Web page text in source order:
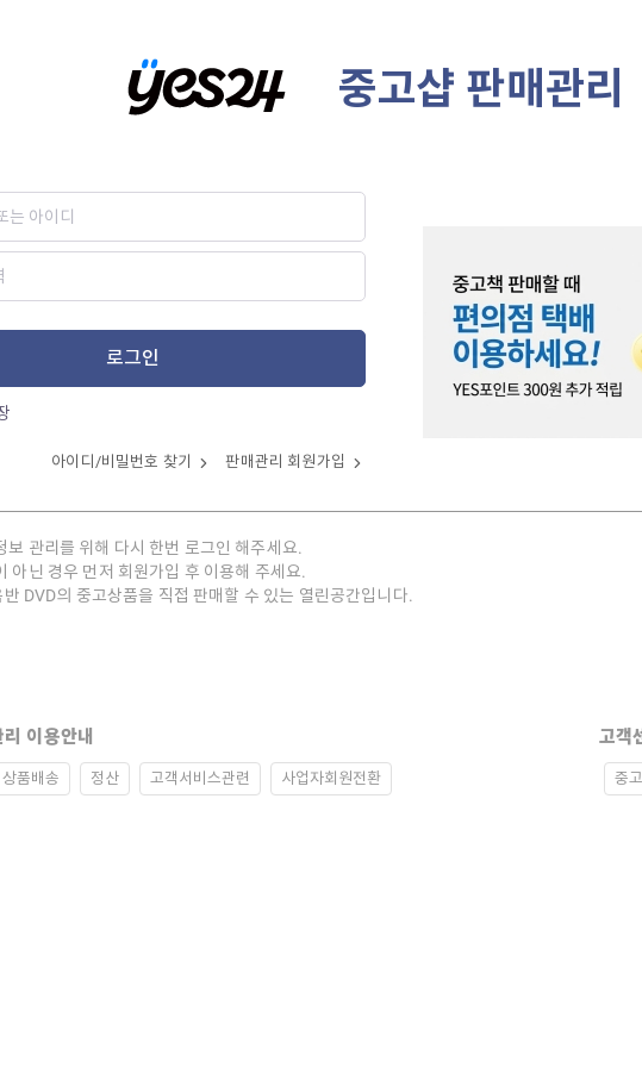
중고샵 판매관리
로그인
아이디/비밀번호 찾기 판매관리 회원가입
보 관리를 위해 다시 한번 로그인 해주세요.
아닌 경우 먼저 회원가입 후 이용해 주세요.
반 DVD의 중고상품을 직접 판매할 수 있는 열린공간입니다.
이용안내
상품배송 정산 고객서비스관련 사업자회원전환
고객
중